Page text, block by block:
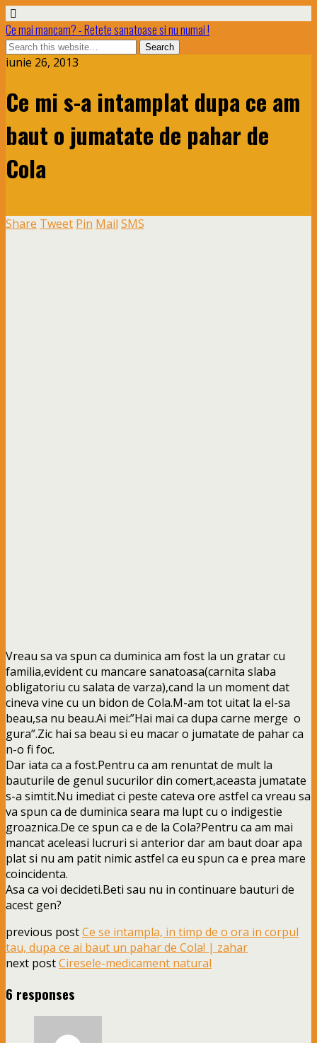
Ce mai mancam? - Retete sanatoase si nu numai !
iunie 26, 2013
Ce mi s-a intamplat dupa ce am
baut o jumatate de pahar de
Cola
Share Tweet Pin Mail SMS
Vreau sa va spun ca duminica am fost la un gratar cu
familia,evident cu mancare sanatoasa(carnita slaba
obligatoriu cu salata de varza),cand la un moment dat
cineva vine cu un bidon de Cola.M-am tot uitat la el-sa
beau,sa nu beau.Ai mei:”Hai mai ca dupa carne merge o
gura”.Zic hai sa beau si eu macar o jumatate de pahar ca
n-o fi foc.
Dar iata ca a fost.Pentru ca am renuntat de mult la
bauturile de genul sucurilor din comert,aceasta jumatate
s-a simtit.Nu imediat ci peste cateva ore astfel ca vreau sa
va spun ca de duminica seara ma lupt cu o indigestie
groaznica.De ce spun ca e de la Cola?Pentru ca am mai
mancat aceleasi lucruri si anterior dar am baut doar apa
plat si nu am patit nimic astfel ca eu spun ca e prea mare
coincidenta.
Asa ca voi decideti.Beti sau nu in continuare bauturi de
acest gen?
previous postCe se intampla, in timp de o ora in corpul
tau, dupa ce ai baut un pahar de Cola! | zahar
next postCiresele-medicament natural
6 responses